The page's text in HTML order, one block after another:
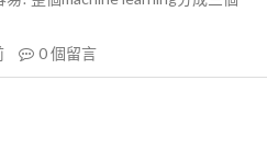
0個留言